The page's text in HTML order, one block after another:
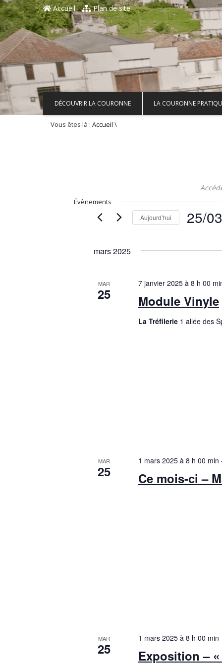
Aller au contenu principal
Accueil
Plan de site
DÉCOUVRIR LA COURONNE LA COURONNE
Vous êtes là : Accueil \
Évènements
Aujourd’hui 25/
date.
mars 2025
MAR
25 Module Vinyle
7 janvier 2025 à 8 h 00
La Tréfilerie 1 allée des
MAR
25 Ce mois-ci –
1 mars 2025 à 8 h 00 min
MAR
25
Exposition –
1 mars 2025 à 8 h 00 min